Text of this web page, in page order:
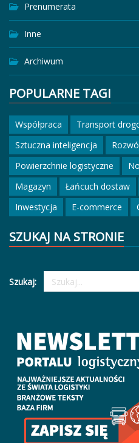
Prenumerata
Inne
Archiwum
POPULARNE TAGI
Współpraca Transport
Sztuczna inteligencja
Powierzchnie logistyczne
Magazyn
Łańcuch dostaw
Inwestycja
E-commerce
SZUKAJ NA STRONIE
Szukaj: